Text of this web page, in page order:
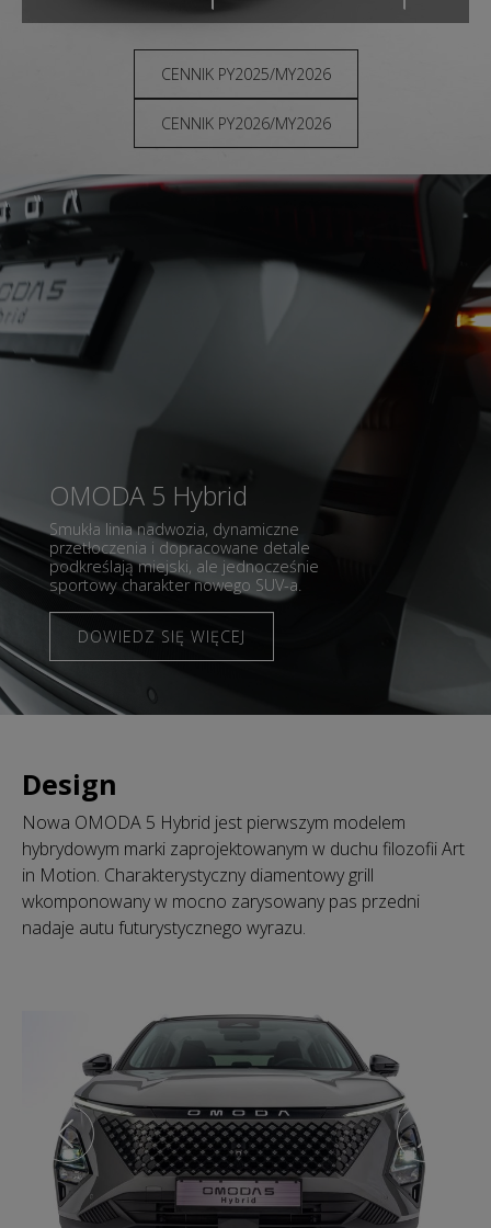
CENNIK PY2025/MY2026
CENNIK PY2026/MY2026
OMODA 5 Hybrid
Smukła linia nadwozia, dynamiczne
przetłoczenia i dopracowane detale
podkreślają miejski, ale jednocześnie
sportowy charakter nowego SUV-a.
DOWIEDZ SIĘ WIĘCEJ
Design
Nowa OMODA 5 Hybrid jest pierwszym modelem
hybrydowym marki zaprojektowanym w duchu filozofii Art
in Motion. Charakterystyczny diamentowy grill
wkomponowany w mocno zarysowany pas przedni
nadaje autu futurystycznego wyrazu.